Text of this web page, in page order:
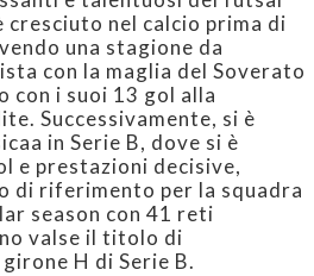
cresciuto nel calcio prima di
una stagione da
con la maglia del Soverato
con i suoi 13 gol alla
Successivamente, si è
in Serie B, dove si è
e prestazioni decisive,
di riferimento per la squadra
season con 41 reti
valse il titolo di
H di Serie B.